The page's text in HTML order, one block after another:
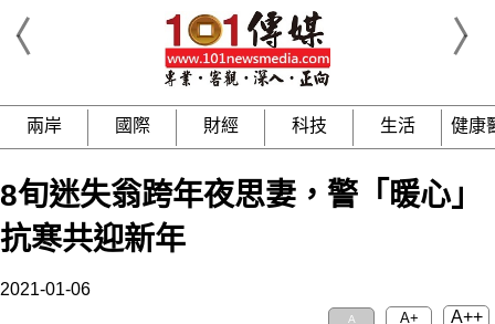
兩岸 國際 財經 科技 生活 健康
8旬迷失翁跨年夜思妻，警「暖心」
抗寒共迎新年
2021-01-06
A A+ A++